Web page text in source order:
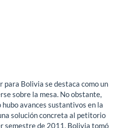
para Bolivia se destaca como un
sobre la mesa. No obstante,
avances sustantivos en la
solución concreta al petitorio
semestre de 2011, Bolivia tomó